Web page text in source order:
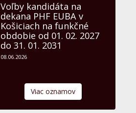
Voľby kandidáta na
dekana PHF EUBA v
Košiciach na funkčné
obdobie od 01. 02. 2027
do 31. 01. 2031
08.06.2026
Viac oznamov